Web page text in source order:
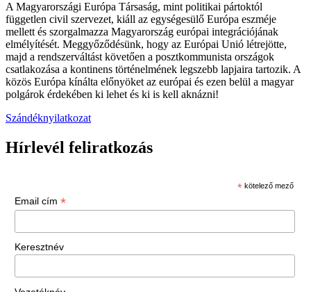
A Magyarországi Európa Társaság, mint politikai pártoktól
független civil szervezet, kiáll az egységesülő Európa eszméje
mellett és szorgalmazza Magyarország európai integrációjának
elmélyítését. Meggyőződésünk, hogy az Európai Unió létrejötte,
majd a rendszerváltást követően a posztkommunista országok
csatlakozása a kontinens történelmének legszebb lapjaira tartozik. A
közös Európa kínálta előnyöket az európai és ezen belül a magyar
polgárok érdekében ki lehet és ki is kell aknázni!
Szándéknyilatkozat
Hírlevél feliratkozás
* kötelező mező
Email cím *
Keresztnév